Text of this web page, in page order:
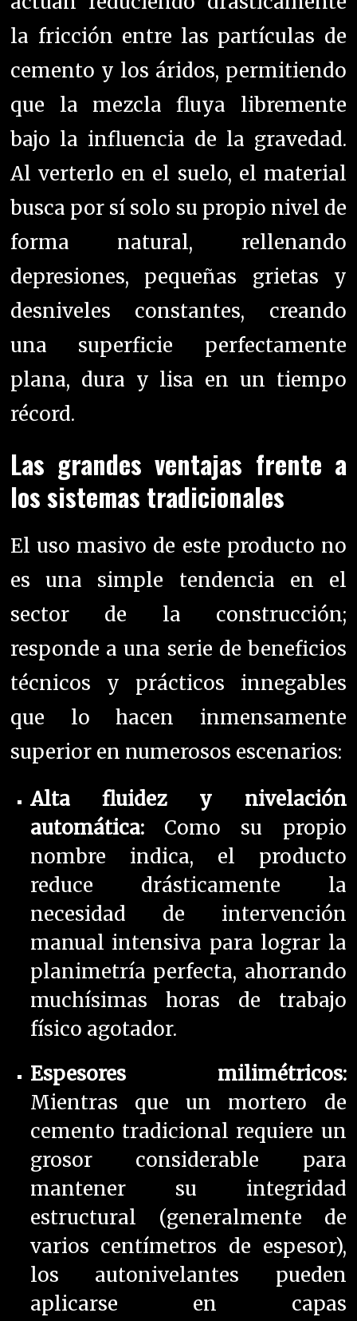
la fricción entre las partículas de
cemento y los áridos, permitiendo
que la mezcla fluya libremente
bajo la influencia de la gravedad.
Al verterlo en el suelo, el material
busca por sí solo su propio nivel de
forma natural, rellenando
depresiones, pequeñas grietas y
desniveles constantes, creando
una superficie perfectamente
plana, dura y lisa en un tiempo
récord.
Las grandes ventajas frente a
los sistemas tradicionales
El uso masivo de este producto no
es una simple tendencia en el
sector de la construcción;
responde a una serie de beneficios
técnicos y prácticos innegables
que lo hacen inmensamente
superior en numerosos escenarios:
Alta fluidez y nivelación
automática:Como su propio
nombre indica, el producto
reduce drásticamente la
necesidad de intervención
manual intensiva para lograr la
planimetría perfecta, ahorrando
muchísimas horas de trabajo
físico agotador.
Espesores milimétricos:
Mientras que un mortero de
cemento tradicional requiere un
grosor considerable para
mantener su integridad
estructural (generalmente de
varios centímetros de espesor),
los autonivelantes pueden
aplicarse en capas